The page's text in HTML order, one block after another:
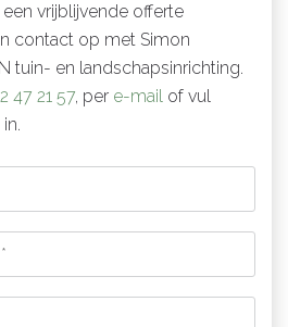
vrijblijvende offerte
contact op met Simon
tuin- en landschapsinrichting.
47 21 57, per e-mail of vul